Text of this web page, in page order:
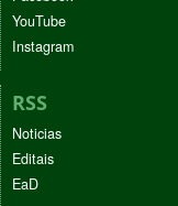
YouTube
Instagram
RSS
Noticias
Editais
EaD